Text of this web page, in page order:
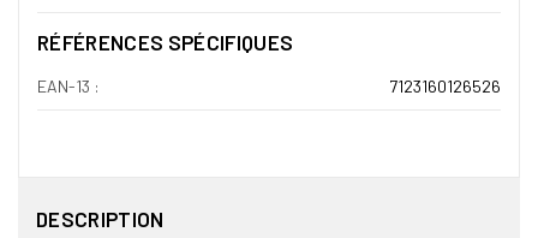
RÉFÉRENCES SPÉCIFIQUES
EAN-13 : 7123160126526
DESCRIPTION